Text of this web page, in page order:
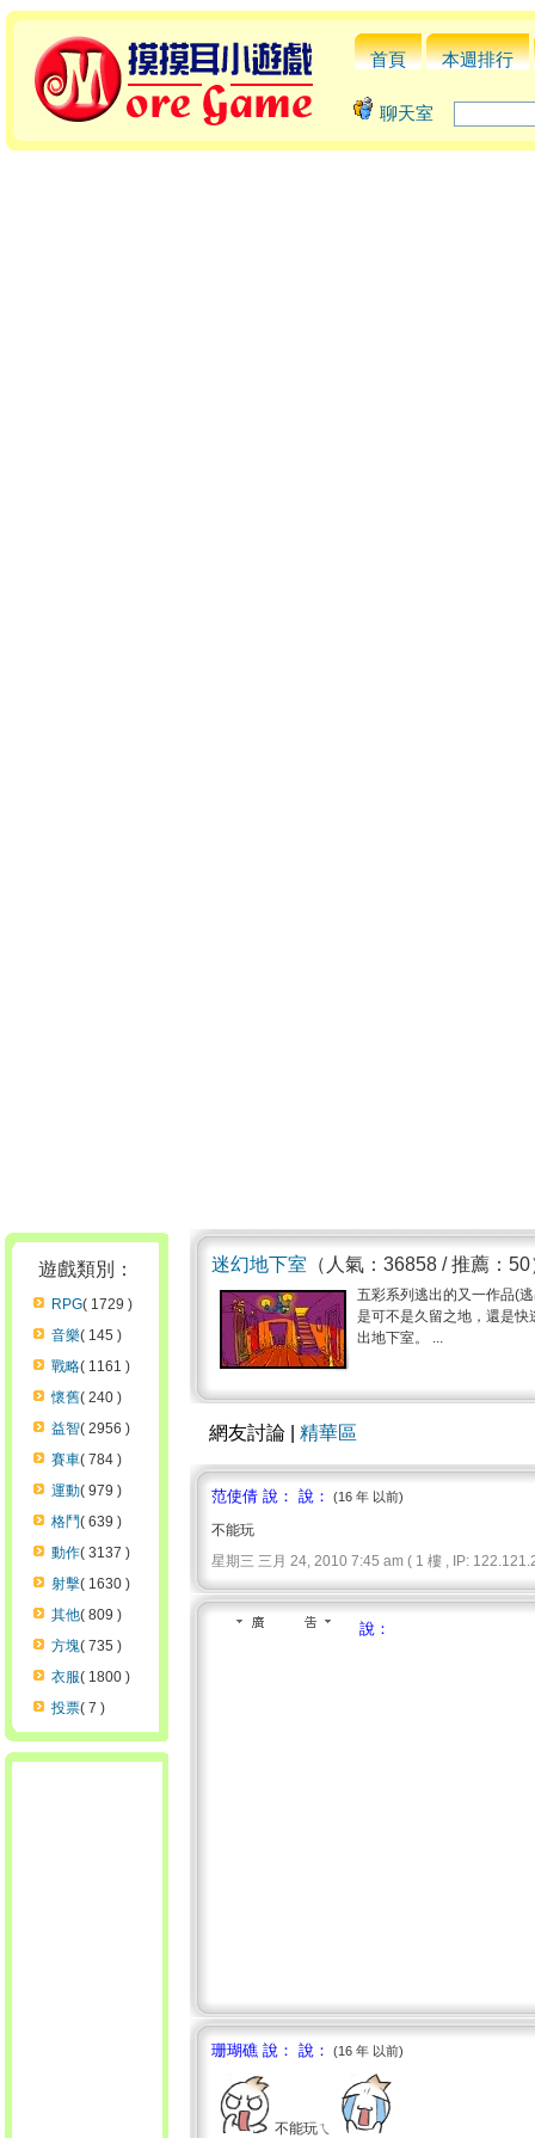
首頁 本週排行
聊天室
遊戲類別：
RPG( 1729 )
音樂( 145 )
戰略( 1161 )
懷舊( 240 )
益智( 2956 )
賽車( 784 )
運動( 979 )
格鬥( 639 )
動作( 3137 )
射擊( 1630 )
其他( 809 )
方塊( 735 )
衣服( 1800 )
投票( 7 )
迷幻地下室 （人氣：36858 / 推薦：50
五彩系列逃出的又一作品(
是可不是久留之地，還是
出地下室。 ...
網友討論 | 精華區
范使倩 說： 說： (16 年 以前)
不能玩
星期三 三月 24, 2010 7:45 am ( 1 樓 , IP:
說：
珊瑚礁 說： 說： (16 年 以前)
不能玩ㄟ